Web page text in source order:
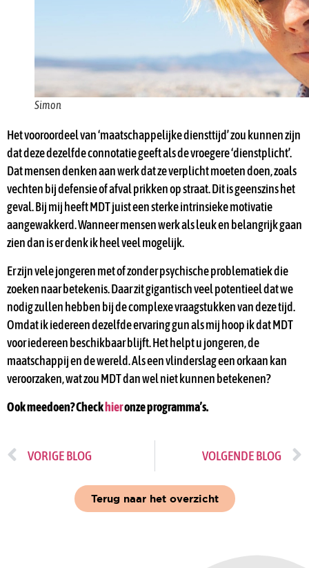
Simon
Het vooroordeel van ‘maatschappelijke diensttijd’ zou kunnen zijn
dat deze dezelfde connotatie geeft als de vroegere ‘dienstplicht’.
Dat mensen denken aan werk dat ze verplicht moeten doen, zoals
vechten bij defensie of afval prikken op straat. Dit is geenszins het
geval. Bij mij heeft MDT juist een sterke intrinsieke motivatie
aangewakkerd. Wanneer mensen werk als leuk en belangrijk gaan
zien dan is er denk ik heel veel mogelijk.
Er zijn vele jongeren met of zonder psychische problematiek die
zoeken naar betekenis. Daar zit gigantisch veel potentieel dat we
nodig zullen hebben bij de complexe vraagstukken van deze tijd.
Omdat ik iedereen dezelfde ervaring gun als mij hoop ik dat MDT
voor iedereen beschikbaar blijft. Het helpt u jongeren, de
maatschappij en de wereld. Als een vlinderslag een orkaan kan
veroorzaken, wat zou MDT dan wel niet kunnen betekenen?
Ook meedoen? Check hieronze programma’s.
VORIGE BLOG VOLGENDE BLOG
Terug naar het overzicht